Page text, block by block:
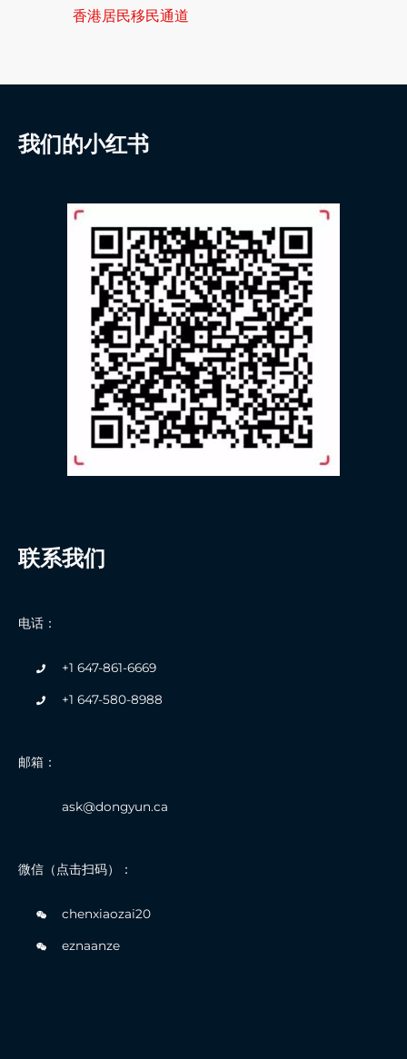
香港居民移民通道
我们的小红书
联系我们
电话：
+1 647-861-6669
+1 647-580-8988
邮箱：
ask@dongyun.ca
微信（点击扫码）：
chenxiaozai20
eznaanze